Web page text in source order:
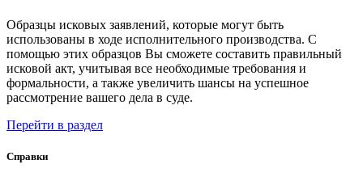
Образцы исковых заявлений, которые могут быть
использованы в ходе исполнительного производства. С
помощью этих образцов Вы сможете составить правильный
исковой акт, учитывая все необходимые требования и
формальности, а также увеличить шансы на успешное
рассмотрение вашего дела в суде.
Перейти в раздел
Справки